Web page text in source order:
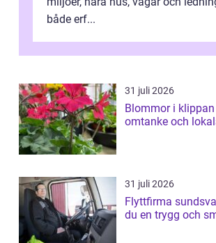
både erf...
31 juli 2026
Blommor i klippan inspiration,
omtanke och
31 juli 2026
Flyttfirma sundsvall så
du en trygg och